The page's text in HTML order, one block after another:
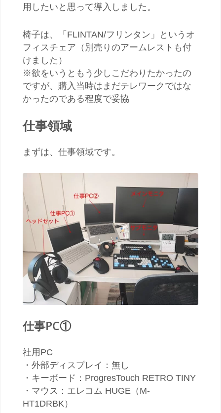
用したいと思って導入しました。
椅子は、「FLINTAN/フリンタン」というオ
フィスチェア（別売りのアームレストも付
けました）
※欲をいうともう少しこだわりたかったの
ですが、購入当時はまだテレワークではな
かったのである程度で妥協
仕事領域
まずは、仕事領域です。
仕事PC①
社用PC
・外部ディスプレイ：無し
・キーボード：ProgresTouch RETRO TINY
・マウス：エレコム HUGE（M-
HT1DRBK）